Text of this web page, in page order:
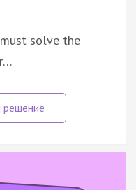
solve the